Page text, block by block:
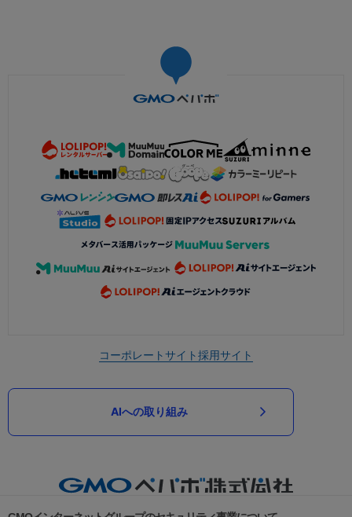
コーポレートサイト採用サイト
AIへの取り組み